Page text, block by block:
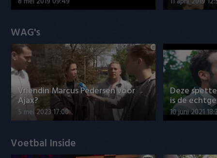
WAG's
Vriendin Marcus Pedersen voor
Ajax?
5 mei 2023 17:00
Deze
is de
10 juni 2021
Voetbal Inside